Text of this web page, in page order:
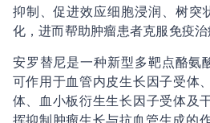
抑制、促进效应细胞浸润、树突
化，进而帮助肿瘤患者克服免疫治
安罗替尼是一种新型多靶点酪氨
可作用于血管内皮生长因子受体
体、血小板衍生生长因子受体及
挥抑制肿瘤生长与抗血管生成的